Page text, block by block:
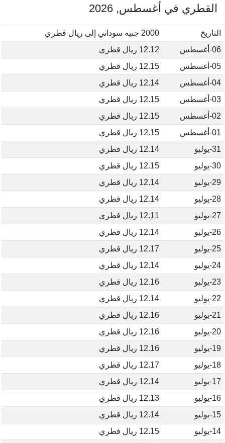
القطري في أغسطس, 2026
التاريخ
2000 جنيه سوداني إلى ريال قطري
06-أغسطس
12.12 ريال قطري
05-أغسطس
12.15 ريال قطري
04-أغسطس
12.14 ريال قطري
03-أغسطس
12.15 ريال قطري
02-أغسطس
12.15 ريال قطري
01-أغسطس
12.15 ريال قطري
31-يوليو
12.14 ريال قطري
30-يوليو
12.15 ريال قطري
29-يوليو
12.14 ريال قطري
28-يوليو
12.14 ريال قطري
27-يوليو
12.11 ريال قطري
26-يوليو
12.14 ريال قطري
25-يوليو
12.17 ريال قطري
24-يوليو
12.14 ريال قطري
23-يوليو
12.16 ريال قطري
22-يوليو
12.14 ريال قطري
21-يوليو
12.16 ريال قطري
20-يوليو
12.16 ريال قطري
19-يوليو
12.16 ريال قطري
18-يوليو
12.17 ريال قطري
17-يوليو
12.14 ريال قطري
16-يوليو
12.13 ريال قطري
15-يوليو
12.14 ريال قطري
14-يوليو
12.15 ريال قطري